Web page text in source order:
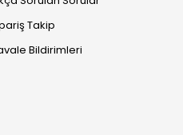
Takip
Bildirimleri